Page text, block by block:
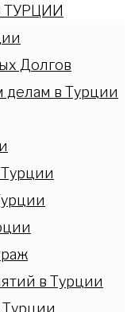
Долгов
делам в Турции
в Турции